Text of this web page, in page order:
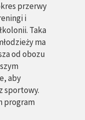
przerwy
i
Taka
ma
od obozu
aby
sportowy.
program